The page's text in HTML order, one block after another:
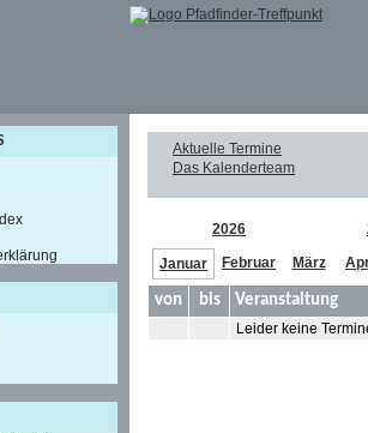
Aktuelle Termine
Das Kalenderteam
2026
Januar Februar März
von bis Veranstaltung
Leider keine